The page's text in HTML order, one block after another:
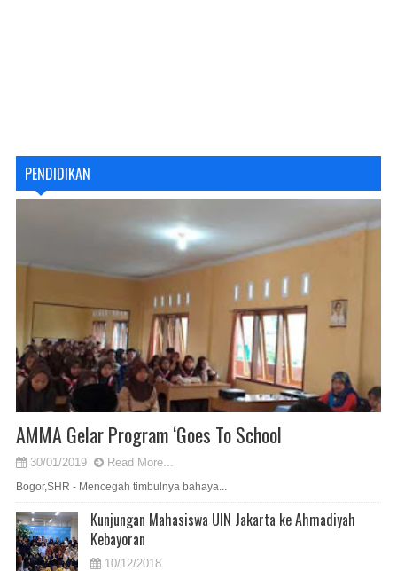
PENDIDIKAN
AMMA Gelar Program ‘Goes To School
30/01/2019 Read More...
Bogor,SHR - Mencegah timbulnya bahaya...
Kunjungan Mahasiswa UIN Jakarta ke Ahmadiyah
Kebayoran
10/12/2018